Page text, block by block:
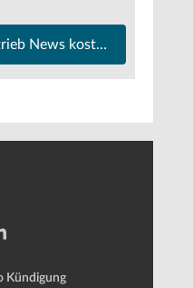
News kostenfrei
Kündigung